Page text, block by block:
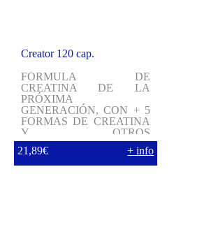
Creator 120 cap.
FÓRMULA DE
CREATINA DE LA
PRÓXIMA
GENERACIÓN, CON + 5
FORMAS DE CREATINA
Y OTROS
INGREDIENTES ESTIM...
21,89€ + info